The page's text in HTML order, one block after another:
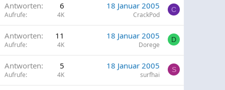
Antworten 6
Aufrufe 4K
18 Januar 2005
CrackPod
C
Antworten 11
Aufrufe 4K
18 Januar 2005
Dorege
D
Antworten 5
Aufrufe 4K
18 Januar 2005
surfhai
S